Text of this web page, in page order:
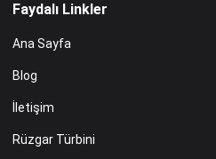
Faydalı Linkler
Ana Sayfa
Blog
İletişim
Rüzgar Türbini